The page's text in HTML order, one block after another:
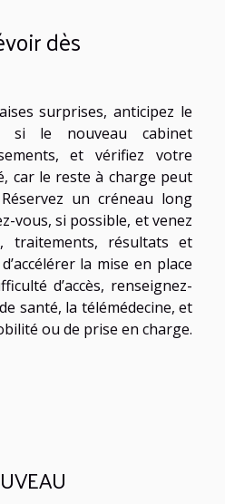
dès
surprises, anticipez le
si le nouveau cabinet
et vérifiez votre
car le reste à charge peut
un créneau long
vous, si possible, et venez
traitements, résultats et
la mise en place
d’accès, renseignez-
santé, la télémédecine, et
ou de prise en charge.